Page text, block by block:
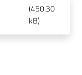
(450.30
kB)